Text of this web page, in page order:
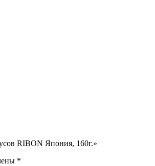
RIBON Япония, 160г.»
*